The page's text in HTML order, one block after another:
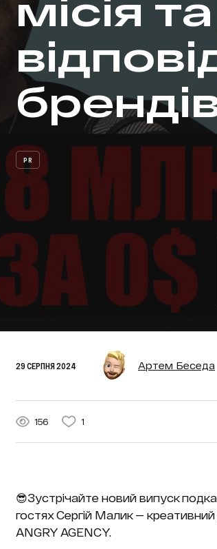
PR
29 СЕРПНЯ 2024 Артем Беседа
156 1
😎Зустрічайте новий випуск
гостях Сергій Малик —
ANGRY AGENCY.